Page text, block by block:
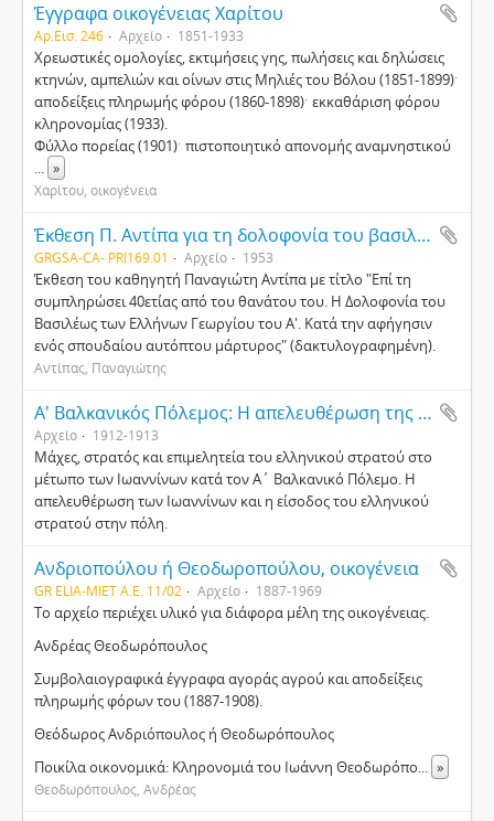
Έγγραφα οικογένειας Χαρίτου
Αρ.Εισ. 246 Αρχείο 1851-1933
Χρεωστικές ομολογίες, εκτιμήσεις γης, πωλήσεις και δηλώσεις
κτηνών, αμπελιών και οίνων στις Μηλιές του Βόλου (1851-1899)ˑ
αποδείξεις πληρωμής φόρου (1860-1898)ˑ εκκαθάριση φόρου
κληρονομίας (1933).
Φύλλο πορείας (1901)ˑ πιστοποιητικό απονομής αναμνηστικού
... »
Χαρίτου, οικογένεια
Έκθεση Π. Αντίπα για τη δολοφονία του βασιλιά Γεωργίου Α΄(Κ58ζ)
GRGSA-CA- PRI169.01 Αρχείο 1953
Έκθεση του καθηγητή Παναγιώτη Αντίπα με τίτλο "Επί τη
συμπληρώσει 40ετίας από του θανάτου του. Η Δολοφονία του
Βασιλέως των Ελλήνων Γεωργίου του Α'. Κατά την αφήγησιν
ενός σπουδαίου αυτόπτου μάρτυρος" (δακτυλογραφημένη).
Αντίπας, Παναγιώτης
Α' Βαλκανικός Πόλεμος: Η απελευθέρωση της περιοχής των Ιωαννίνων
Αρχείο 1912-1913
Μάχες, στρατός και επιμελητεία του ελληνικού στρατού στο
μέτωπο των Ιωαννίνων κατά τον Α΄ Βαλκανικό Πόλεμο. Η
απελευθέρωση των Ιωαννίνων και η είσοδος του ελληνικού
στρατού στην πόλη.
Ανδριοπούλου ή Θεοδωροπούλου, οικογένεια
GR ELIA-MIET Α.Ε. 11/02 Αρχείο 1887-1969
Το αρχείο περιέχει υλικό για διάφορα μέλη της οικογένειας.
Ανδρέας Θεοδωρόπουλος
Συμβολαιογραφικά έγγραφα αγοράς αγρού και αποδείξεις
πληρωμής φόρων του (1887-1908).
Θεόδωρος Ανδριόπουλος ή Θεοδωρόπουλος
Ποικίλα οικονομικά: Κληρονομιά του Ιωάννη Θεοδωρόπο... »
Θεοδωρόπουλος, Ανδρέας